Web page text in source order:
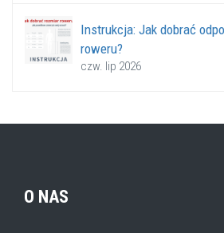
Instrukcja: Jak dobrać
roweru?
czw. lip 2026
O NAS